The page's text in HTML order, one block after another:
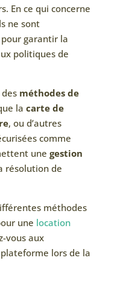
En ce qui concerne
ne sont
garantir la
politiques de
méthodes de
la carte de
, ou d’autres
comme
une gestion
de
méthodes
une location
vous aux
lors de la